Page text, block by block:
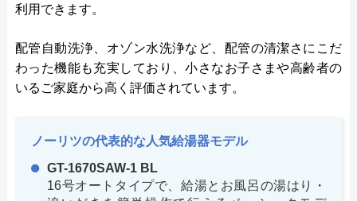
利用できます。
配管自動洗浄、オゾン水洗浄など、配管の清潔さにこだ
わった機能も充実しており、小さなお子さまや高齢者の
いるご家庭から高く評価されています。
ノーリツの代表的な人気給湯器モデル
GT-1670SAW-1 BL
16号オートタイプで、給湯とお風呂の湯はり・